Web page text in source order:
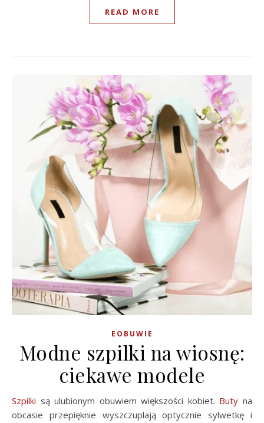
READ MORE
EOBUWIE
Modne szpilki na wiosnę:
ciekawe modele
Szpilki są ulubionym obuwiem większości kobiet. Buty na
obcasie przepięknie wyszczuplają optycznie sylwetkę i